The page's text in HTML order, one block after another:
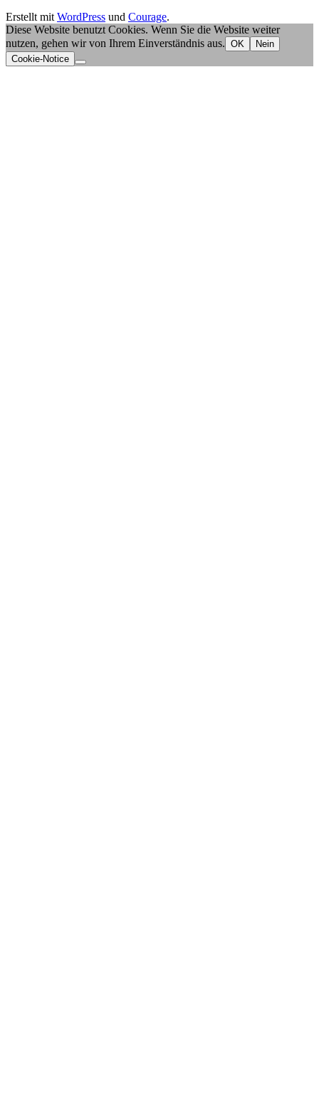
Erstellt mit WordPress und Courage.
Diese Website benutzt Cookies. Wenn Sie die Website weiter
nutzen, gehen wir von Ihrem Einverständnis aus. OK
Nein
Cookie-Notice